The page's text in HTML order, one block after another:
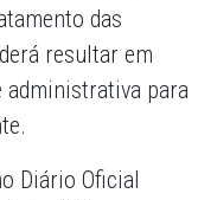
das
resultar em
para
Diário Oficial